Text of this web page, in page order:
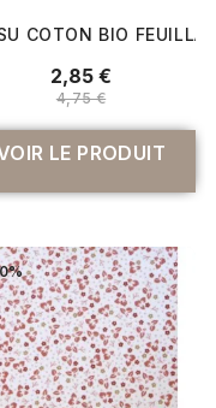
COTON BIO
2,85 €
4,75 €
LE PRODUIT